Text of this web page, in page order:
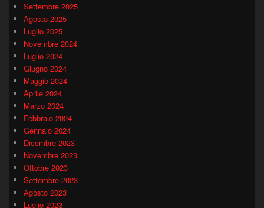
Settembre 2025
Agosto 2025
Luglio 2025
Novembre 2024
Luglio 2024
Giugno 2024
Maggio 2024
Aprile 2024
Marzo 2024
Febbraio 2024
Gennaio 2024
Dicembre 2023
Novembre 2023
Ottobre 2023
Settembre 2023
Agosto 2023
Luglio 2023